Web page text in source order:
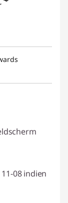
08 indien